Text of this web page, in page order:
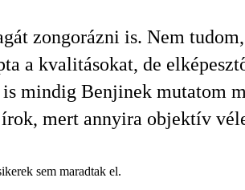
zongorázni is. Nem
a kvalitásokat, de
mindig Benjinek mutatom
mert annyira objektív
sem maradtak el.